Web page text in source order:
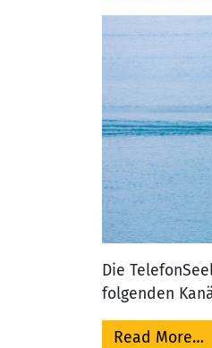
Die
folgenden
Read More…